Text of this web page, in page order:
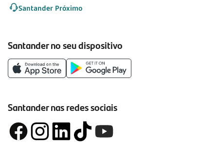
Santander Próximo
Santander no seu dispositivo
Santander nas redes sociais